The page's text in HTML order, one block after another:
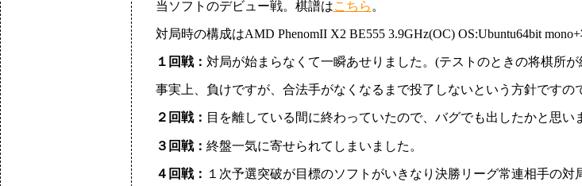
当ソフトのデビュー戦。棋譜はこちら 。
対局時の構成はAMD PhenomII X2 BE555 3.9GHz(OC) OS:Ubuntu64bit
１回戦： 対局が始まらなくて一瞬あせりました。(テストのときの将棋所
事実上、負けですが、合法手がなくなるまで投了しないという方針です
２回戦： 目を離している間に終わっていたので、バグでも出したかと思い
３回戦： 終盤一気に寄せられてしまいました。
４回戦： １次予選突破が目標のソフトがいきなり決勝リーグ常連相手の